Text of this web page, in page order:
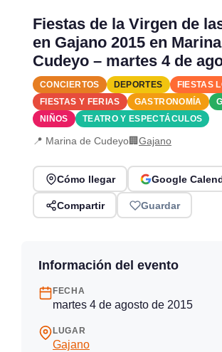
Fiestas de la Virgen de
en Gajano 2015 en
Cudeyo – martes 4 de
CONCIERTOS DEPORTES
FIESTAS
FIESTAS Y FERIAS
GASTRONOMÍA
NIÑOS
TEATRO Y ESPECTÁCULOS
📍 Marina de Cudeyo🏢Gajano
Cómo llegar Google
Compartir Guardar
Información del evento
FECHA
martes 4 de agosto de 2015
LUGAR
Gajano